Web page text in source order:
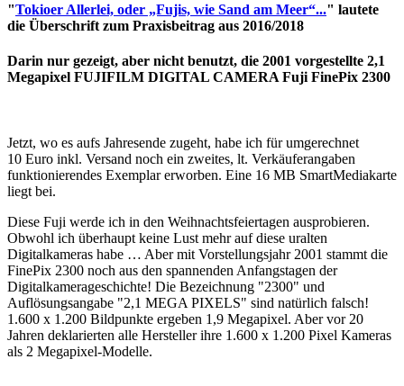
"Tokioer Allerlei, oder „Fujis, wie Sand am Meer“..." lautete
die Überschrift zum Praxisbeitrag aus 2016/2018
Darin nur gezeigt, aber nicht benutzt, die 2001 vorgestellte 2,1
Megapixel FUJIFILM DIGITAL CAMERA Fuji FinePix 2300
Jetzt, wo es aufs Jahresende zugeht, habe ich für umgerechnet
10 Euro inkl. Versand noch ein zweites, lt. Verkäuferangaben
funktionierendes Exemplar erworben. Eine 16 MB SmartMediakarte
liegt bei.
Diese Fuji werde ich in den Weihnachtsfeiertagen ausprobieren.
Obwohl ich überhaupt keine Lust mehr auf diese uralten
Digitalkameras habe … Aber mit Vorstellungsjahr 2001 stammt die
FinePix 2300 noch aus den spannenden Anfangstagen der
Digitalkamerageschichte! Die Bezeichnung "2300" und
Auflösungsangabe "2,1 MEGA PIXELS" sind natürlich falsch!
1.600 x 1.200 Bildpunkte ergeben 1,9 Megapixel. Aber vor 20
Jahren deklarierten alle Hersteller ihre 1.600 x 1.200 Pixel Kameras
als 2 Megapixel-Modelle.